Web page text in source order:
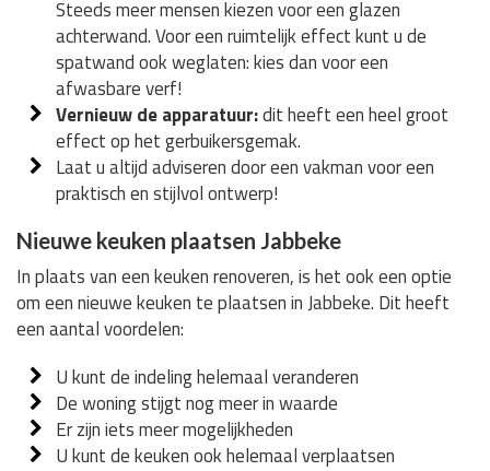
Steeds meer mensen kiezen voor een glazen
achterwand. Voor een ruimtelijk effect kunt u de
spatwand ook weglaten: kies dan voor een
afwasbare verf!
Vernieuw de apparatuur:dit heeft een heel groot
effect op het gerbuikersgemak.
Laat u altijd adviseren door een vakman voor een
praktisch en stijlvol ontwerp!
Nieuwe keuken plaatsen Jabbeke
In plaats van een keuken renoveren, is het ook een optie
om een nieuwe keuken te plaatsen in Jabbeke. Dit heeft
een aantal voordelen:
U kunt de indeling helemaal veranderen
De woning stijgt nog meer in waarde
Er zijn iets meer mogelijkheden
U kunt de keuken ook helemaal verplaatsen